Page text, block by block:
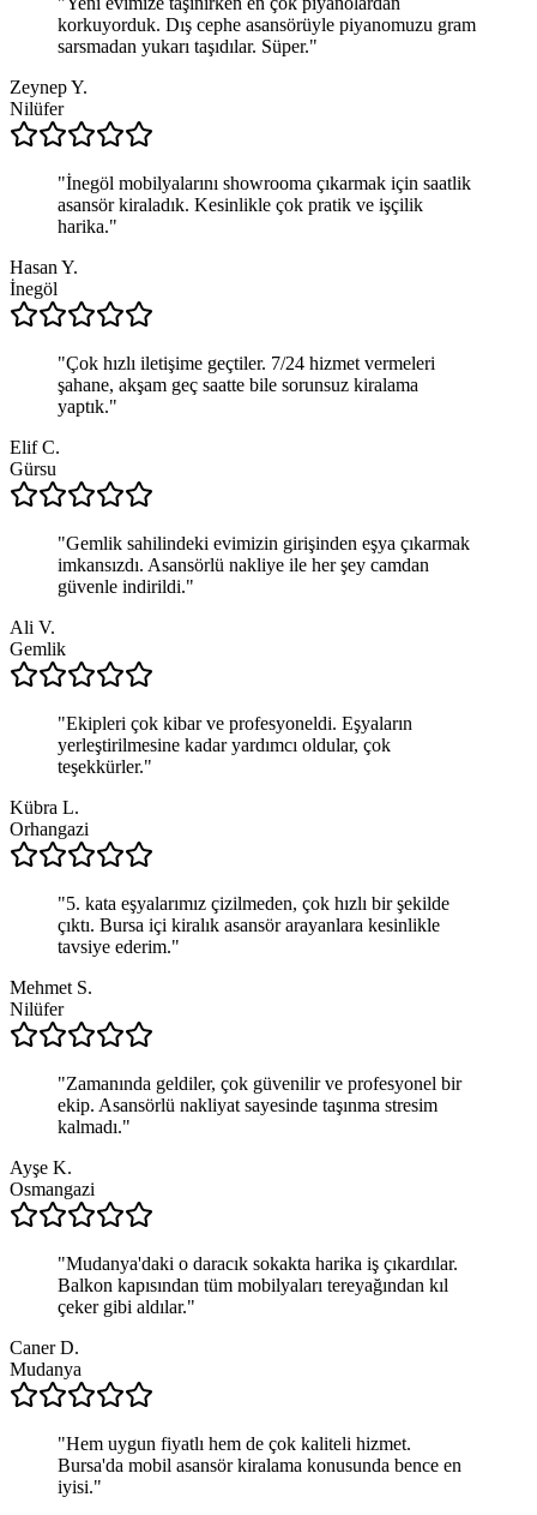
korkuyorduk. Dış cephe asansörüyle piyanomuzu gram
sarsmadan yukarı taşıdılar. Süper."
Zeynep Y.
Nilüfer
"İnegöl mobilyalarını showrooma çıkarmak için saatlik
asansör kiraladık. Kesinlikle çok pratik ve işçilik
harika."
Hasan Y.
İnegöl
"Çok hızlı iletişime geçtiler. 7/24 hizmet vermeleri
şahane, akşam geç saatte bile sorunsuz kiralama
yaptık."
Elif C.
Gürsu
"Gemlik sahilindeki evimizin girişinden eşya çıkarmak
imkansızdı. Asansörlü nakliye ile her şey camdan
güvenle indirildi."
Ali V.
Gemlik
"Ekipleri çok kibar ve profesyoneldi. Eşyaların
yerleştirilmesine kadar yardımcı oldular, çok
teşekkürler."
Kübra L.
Orhangazi
"5. kata eşyalarımız çizilmeden, çok hızlı bir şekilde
çıktı. Bursa içi kiralık asansör arayanlara kesinlikle
tavsiye ederim."
Mehmet S.
Nilüfer
"Zamanında geldiler, çok güvenilir ve profesyonel bir
ekip. Asansörlü nakliyat sayesinde taşınma stresim
kalmadı."
Ayşe K.
Osmangazi
"Mudanya'daki o daracık sokakta harika iş çıkardılar.
Balkon kapısından tüm mobilyaları tereyağından kıl
çeker gibi aldılar."
Caner D.
Mudanya
"Hem uygun fiyatlı hem de çok kaliteli hizmet.
Bursa'da mobil asansör kiralama konusunda bence en
iyisi."